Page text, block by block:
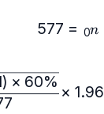
n₀=577 n
0
=
577
1.96
×
60%
×
(